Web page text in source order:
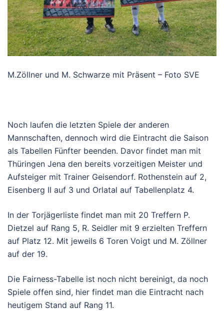
M.Zöllner und M. Schwarze mit Präsent – Foto SVE
Noch laufen die letzten Spiele der anderen
Mannschaften, dennoch wird die Eintracht die Saison
als Tabellen Fünfter beenden. Davor findet man mit
Thüringen Jena den bereits vorzeitigen Meister und
Aufsteiger mit Trainer Geisendorf. Rothenstein auf 2,
Eisenberg II auf 3 und Orlatal auf Tabellenplatz 4.
In der Torjägerliste findet man mit 20 Treffern P.
Dietzel auf Rang 5, R. Seidler mit 9 erzielten Treffern
auf Platz 12. Mit jeweils 6 Toren Voigt und M. Zöllner
auf der 19.
Die Fairness-Tabelle ist noch nicht bereinigt, da noch
Spiele offen sind, hier findet man die Eintracht nach
heutigem Stand auf Rang 11.